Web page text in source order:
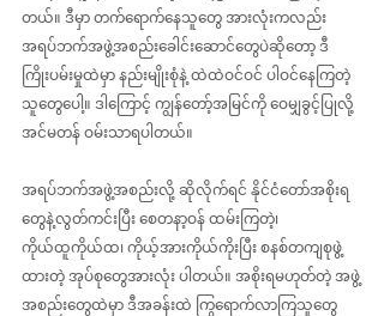
တယ်။ ဒီမှာ တက်ရောက်နေသူတွေ အားလုံးကလည်း
အရပ်ဘက်အဖွဲ့အစည်းခေါင်းဆောင်တွေပဲဆိုတော့ ဒီ
ကြိုးပမ်းမှုထဲမှာ နည်းမျိုးစုံနဲ့ ထဲထဲဝင်ဝင် ပါဝင်နေကြတဲ့
သူတွေပေါ့။ ဒါကြောင့် ကျွန်တော့်အမြင်ကို ဝေမျှခွင့်ပြုလို့
အင်မတန် ဝမ်းသာရပါတယ်။
အရပ်ဘက်အဖွဲ့အစည်းလို့ ဆိုလိုက်ရင် နိုင်ငံတော်အစိုးရ
တွေနဲ့လွတ်ကင်းပြီး စေတနာ့ဝန် ထမ်းကြတဲ့၊
ကိုယ်ထူကိုယ်ထ၊ ကိုယ့်အားကိုယ်ကိုးပြီး စနစ်တကျစုဖွဲ့
ထားတဲ့ အုပ်စုတွေအားလုံး ပါတယ်။ အစိုးရမဟုတ်တဲ့ အဖွဲ့
အစည်းတွေထဲမှာ ဒီအခန်းထဲ ကြွရောက်လာကြသူတွေ